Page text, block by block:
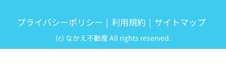
プライバシーポリシー 利用規約 サイトマップ
(c) なかえ不動産 All rights reserved.